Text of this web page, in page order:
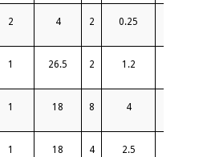
2 4 2 0.25
1 26.5 2 1.2
1 18 8 4
1 18 4 2.5